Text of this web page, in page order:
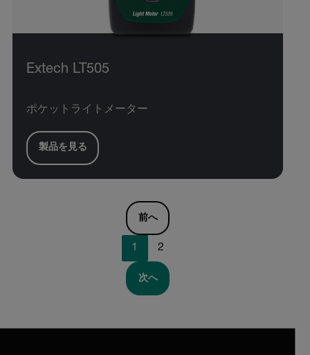
Extech LT505
ポケットライトメーター
製品を見る
前へ
1 2
次へ